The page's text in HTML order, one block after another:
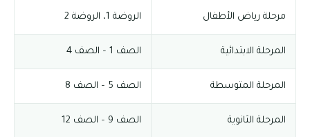
مرحلة رياض الأطفال الروضة 1، الروضة 2
المرحلة الابتدائية الصف 1 – الصف 4
المرحلة المتوسطة الصف 5 – الصف 8
المرحلة الثانوية الصف 9 – الصف 12